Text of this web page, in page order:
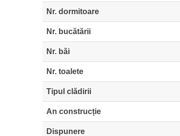
Nr. dormitoare
Nr. bucătării
Nr. băi
Nr. toalete
Tipul clădirii
An construcție
Dispunere